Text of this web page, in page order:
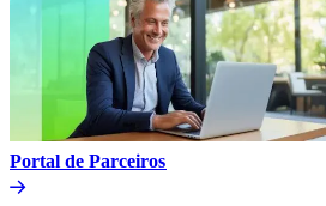
Portal de Parceiros​​